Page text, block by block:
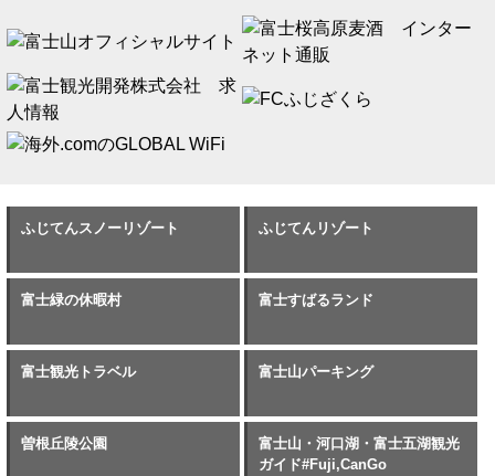
ふじてんスノーリゾート ふじてんリゾート
富士緑の休暇村 富士すばるランド
富士観光トラベル 富士山パーキング
曽根丘陵公園
富士山・河口湖・富士五湖観光
ガイド#Fuji,CanGo